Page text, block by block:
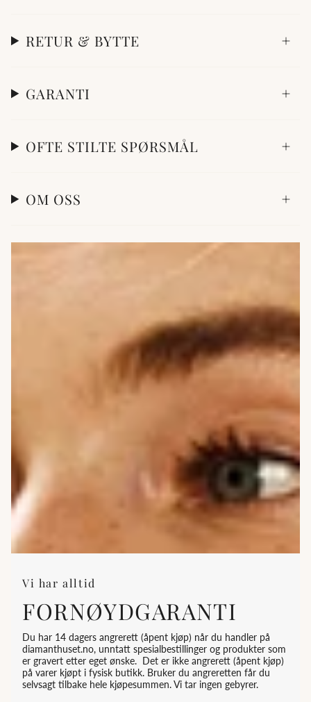
RETUR & BYTTE
GARANTI
OFTE STILTE SPØRSMÅL
OM OSS
Vi har alltid
FORNØYDGARANTI
Du har 14 dagers angrerett (åpent kjøp) når du handler på
diamanthuset.no, unntatt spesialbestillinger og produkter som
er gravert etter eget ønske. Det er ikke angrerett (åpent kjøp)
på varer kjøpt i fysisk butikk. Bruker du angreretten får du
selvsagt tilbake hele kjøpesummen. Vi tar ingen gebyrer.